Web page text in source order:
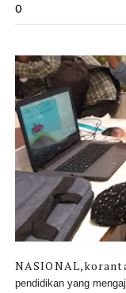
0
pendidikan yang